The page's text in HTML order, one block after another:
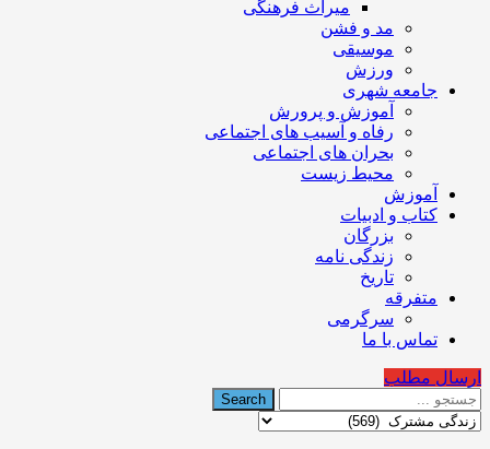
تهران
میراث فرهنگی
مد و فشن
موسیقی
ورزش
جامعه شهری
آموزش و پرورش
رفاه و آسیب های اجتماعی
بحران های اجتماعی
محیط زیست
آموزش
کتاب و ادبیات
بزرگان
زندگی نامه
تاریخ
متفرقه
سرگرمی
تماس با ما
ارسال مطلب